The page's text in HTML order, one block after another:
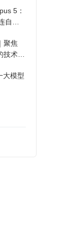
5：
己
聚焦
术路
大模型